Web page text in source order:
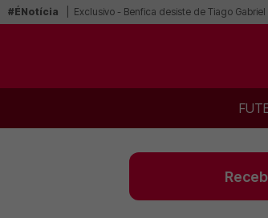
#ÉNotícia Exclusivo - Benfica desiste de Tiago Gabriel